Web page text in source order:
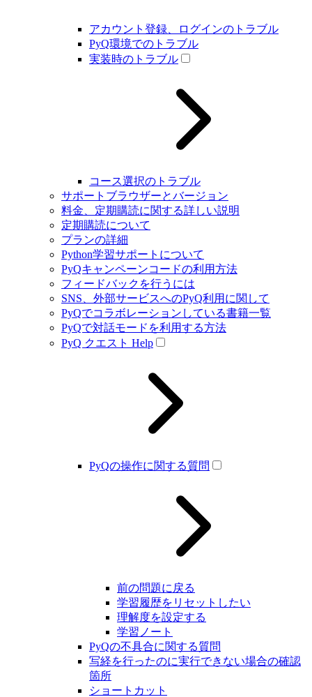
アカウント登録、ログインのトラブル
PyQ環境でのトラブル
実装時のトラブル
コース選択のトラブル
サポートブラウザーとバージョン
料金、定期購読に関する詳しい説明
定期購読について
プランの詳細
Python学習サポートについて
PyQキャンペーンコードの利用方法
フィードバックを行うには
SNS、外部サービスへのPyQ利用に関して
PyQでコラボレーションしている書籍一覧
PyQで対話モードを利用する方法
PyQ クエスト Help
PyQの操作に関する質問
前の問題に戻る
学習履歴をリセットしたい
理解度を設定する
学習ノート
PyQの不具合に関する質問
写経を行ったのに実行できない場合の確認
箇所
ショートカット